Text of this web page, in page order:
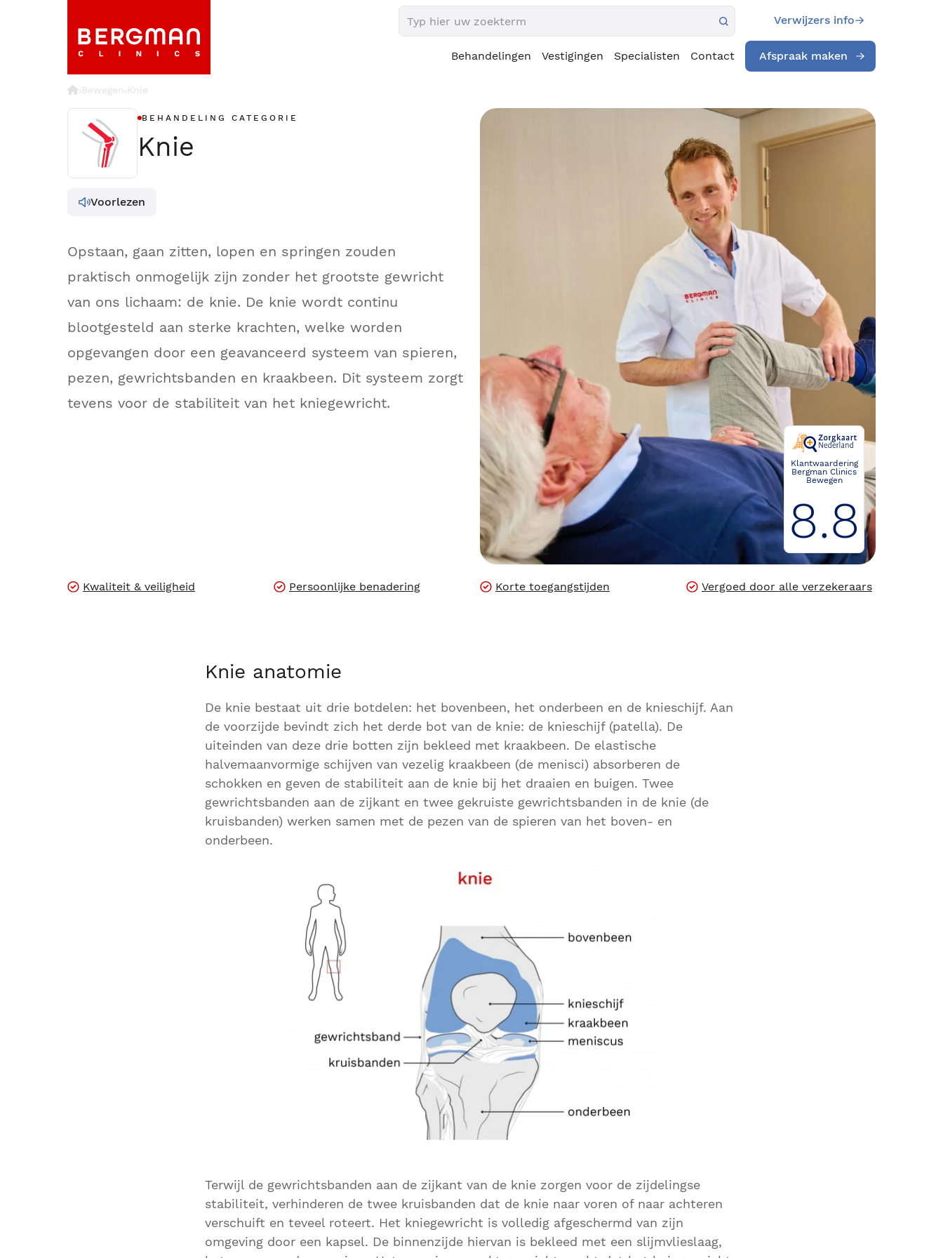
Verwijzers info
Behandelingen Vestigingen Specialisten Contact Afspraak maken
›Bewegen›Knie
BEHANDELING CATEGORIE
Knie
Voorlezen
Opstaan, gaan zitten, lopen en springen zouden
praktisch onmogelijk zijn zonder het grootste gewricht
van ons lichaam: de knie. De knie wordt continu
blootgesteld aan sterke krachten, welke worden
opgevangen door een geavanceerd systeem van spieren,
pezen, gewrichtsbanden en kraakbeen. Dit systeem zorgt
tevens voor de stabiliteit van het kniegewricht.
Klantwaardering
Bergman Clinics
Bewegen
8.8
Kwaliteit & veiligheid Persoonlijke benadering Korte toegangstijden Vergoed door alle verzekeraars
Knie anatomie
De knie bestaat uit drie botdelen: het bovenbeen, het onderbeen en de knieschijf. Aan
de voorzijde bevindt zich het derde bot van de knie: de knieschijf (patella). De
uiteinden van deze drie botten zijn bekleed met kraakbeen. De elastische
halvemaanvormige schijven van vezelig kraakbeen (de menisci) absorberen de
schokken en geven de stabiliteit aan de knie bij het draaien en buigen. Twee
gewrichtsbanden aan de zijkant en twee gekruiste gewrichtsbanden in de knie (de
kruisbanden) werken samen met de pezen van de spieren van het boven- en
onderbeen.
Terwijl de gewrichtsbanden aan de zijkant van de knie zorgen voor de zijdelingse
stabiliteit, verhinderen de twee kruisbanden dat de knie naar voren of naar achteren
verschuift en teveel roteert. Het kniegewricht is volledig afgeschermd van zijn
omgeving door een kapsel. De binnenzijde hiervan is bekleed met een slijmvlieslaag,